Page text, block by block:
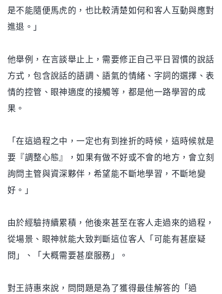
是不能隨便馬虎的，也比較清楚如何和客人互動與應對
進退。」
他舉例，在言談舉止上，需要修正自己平日習慣的說話
方式，包含說話的語調、語氣的情緒、字詞的選擇、表
情的控管、眼神適度的接觸等，都是他一路學習的成
果。
「在這過程之中，一定也有到挫折的時候，這時候就是
要『調整心態』，如果有做不好或不會的地方，會立刻
詢問主管與資深夥伴，希望能不斷地學習，不斷地變
好。」
由於經驗持續累積，他後來甚至在客人走過來的過程，
從場景、眼神就能大致判斷這位客人「可能有甚麼疑
問」、「大概需要甚麼服務」。
對王詩惠來說，問問題是為了獲得最佳解答的「過